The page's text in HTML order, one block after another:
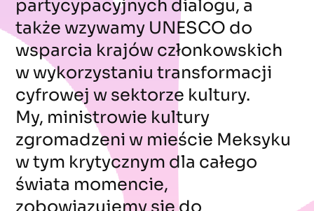
partycypacyjnych dialogu, a
także wzywamy UNESCO do
wsparcia krajów członkowskich
w wykorzystaniu transformacji
cyfrowej w sektorze kultury.
My, ministrowie kultury
zgromadzeni w mieście Meksyku
w tym krytycznym dla całego
świata momencie,
zobowiązujemy się do